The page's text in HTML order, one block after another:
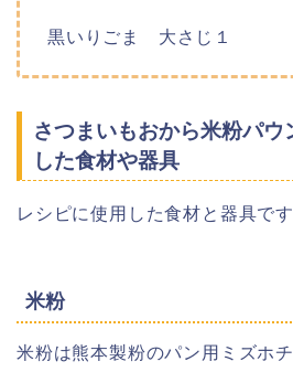
黒いりごま 大さじ１
さつまいもおから米粉パウ
した食材や器具
レシピに使用した食材と器具です
米粉
米粉は熊本製粉のパン用ミズホ